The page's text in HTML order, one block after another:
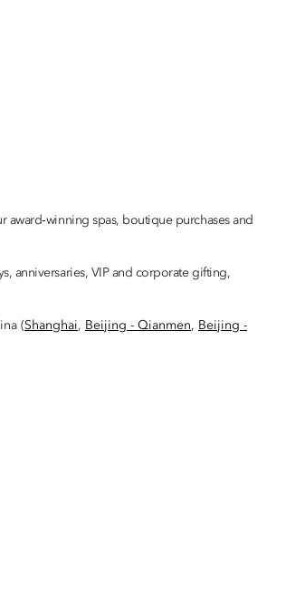
spas, boutique purchases and
anniversaries, VIP and corporate gifting,
(Shanghai, Beijing - Qianmen, Beijing -